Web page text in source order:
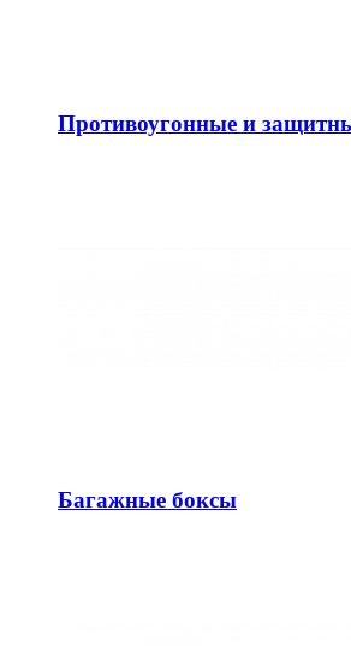
Противоугонные и
Багажные боксы